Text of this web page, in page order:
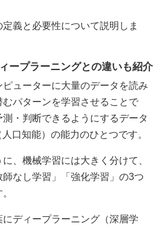
義と必要性について説明しま
ープラーニングとの違いも紹介
ューターに大量のデータを読み
パターンを学習させることで
・判断できるようにするデータ
口知能）の能力のひとつです。
、機械学習には大きく分けて、
師なし学習」「強化学習」の3つ
ディープラーニング（深層学